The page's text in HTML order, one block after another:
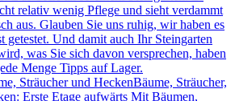
relativ wenig Pflege und sieht verdammt
aus. Glauben Sie uns ruhig, wir haben es
getestet. Und damit auch Ihr Steingarten
was Sie sich davon versprechen, haben
Menge Tipps auf Lager.
Sträucher und HeckenBäume, Sträucher,
Erste Etage aufwärts Mit Bäumen,